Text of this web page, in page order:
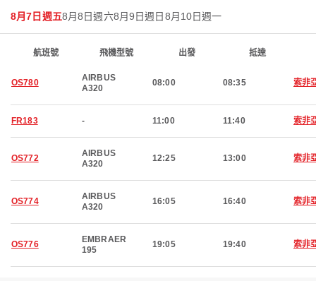
8月7日週五8月8日週六8月9日週日 8月10日週一
航班號 飛機型號 出發 抵達
OS780
AIRBUS
A320
08:00 08:35 索非
FR183 - 11:00 11:40 索非
OS772
AIRBUS
A320
12:25 13:00 索非
OS774
AIRBUS
A320
16:05 16:40 索非
OS776
EMBRAER
195
19:05 19:40 索非